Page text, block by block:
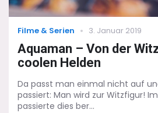
Categories
Filme & Serien
Posted
3. Januar 2019
Aquaman – Von der
coolen Helden
Da passt man einmal nicht auf
passiert: Man wird zur Witzfigur!
passierte dies ber...